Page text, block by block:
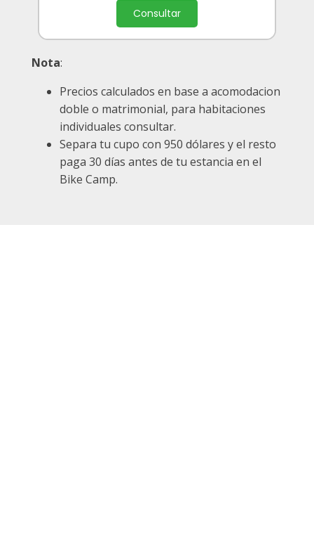
Consultar
Nota:
Precios calculados en base a acomodacion
doble o matrimonial, para habitaciones
individuales consultar.
Separa tu cupo con 950 dólares y el resto
paga 30 días antes de tu estancia en el
Bike Camp.